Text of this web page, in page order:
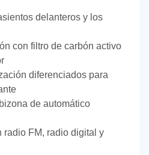
delanteros y los
con filtro de carbón activo
diferenciados para
de automático
radio FM, radio digital y